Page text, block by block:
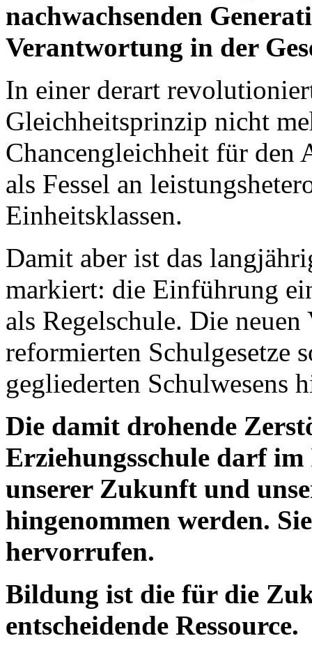
nachwachsenden
Verantwortung in der
In einer derart
Gleichheitsprinzip nicht
Chancengleichheit für den
als Fessel an
Einheitsklassen.
Damit aber ist das
markiert: die Einführung
als Regelschule. Die
reformierten Schulgesetze
gegliederten Schulwesens
Die damit drohende
Erziehungsschule darf
unserer Zukunft und
hingenommen werden.
hervorrufen.
Bildung ist die für die
entscheidende Ressource.